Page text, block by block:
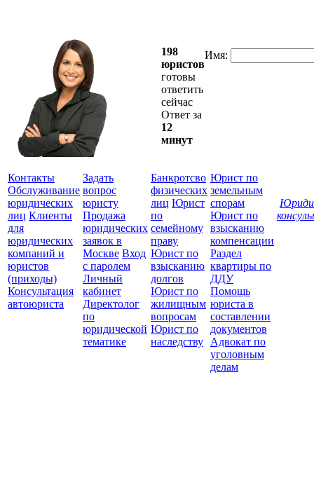
198
юристов
готовы
ответить
сейчас
Ответ за
12
минут
Имя:
Контакты
Обслуживание
юридических
лиц Клиенты
для
юридических
компаний и
юристов
(приходы)
Консультация
автоюриста
Задать
вопрос
юристу
Продажа
юридических
заявок в
Москве Вход
с паролем
Личный
кабинет
Директолог
по
юридической
тематике
Банкротсво
физических
лиц Юрист
по
семейному
праву
Юрист по
взысканию
долгов
Юрист по
жилищным
вопросам
Юрист по
наследству
Юрист по
земельным
спорам
Юрист по
взысканию
компенсации
Раздел
квартиры по
ДДУ
Помощь
юриста в
составлении
документов
Адвокат по
уголовным
делам